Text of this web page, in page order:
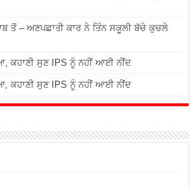
ਤੋਂ – ਅਣਪਛਾਤੀ ਕਾਰ ਨੇ ਤਿੰਨ ਸਕੂਲੀ ਬੱਚੇ ਕੁਚਲੇ
ਕਹਾਣੀ ਸੁਣ IPS ਨੂੰ ਨਹੀਂ ਆਈ ਨੀਂਦ
ਕਹਾਣੀ ਸੁਣ IPS ਨੂੰ ਨਹੀਂ ਆਈ ਨੀਂਦ